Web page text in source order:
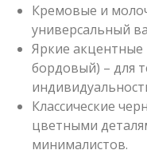
Кремовые и
универсальный
Яркие акцентные
бордовый) – для
Классические
цветными
минималистов.